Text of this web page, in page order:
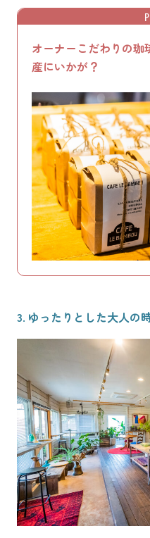
オーナーこだわりの
産にいかが？
3. ゆったりとした大人の